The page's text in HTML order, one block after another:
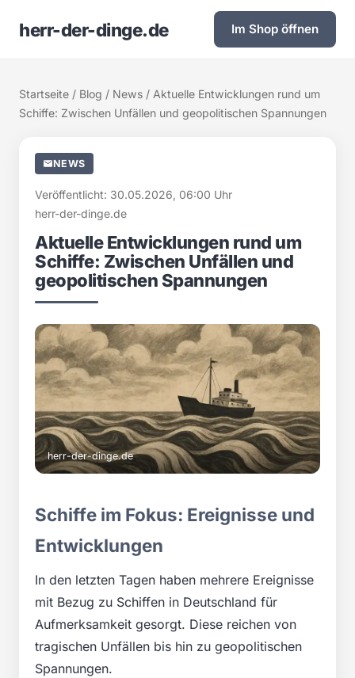
herr-der-dinge.de Im Shop öffnen
Startseite / Blog / News / Aktuelle Entwicklungen rund um
Schiffe: Zwischen Unfällen und geopolitischen Spannungen
NEWS
Veröffentlicht: 30.05.2026, 06:00 Uhr
herr-der-dinge.de
Aktuelle Entwicklungen rund um
Schiffe: Zwischen Unfällen und
geopolitischen Spannungen
herr-der-dinge.de
Schiffe im Fokus: Ereignisse und
Entwicklungen
In den letzten Tagen haben mehrere Ereignisse
mit Bezug zu Schiffen in Deutschland für
Aufmerksamkeit gesorgt. Diese reichen von
tragischen Unfällen bis hin zu geopolitischen
Spannungen.